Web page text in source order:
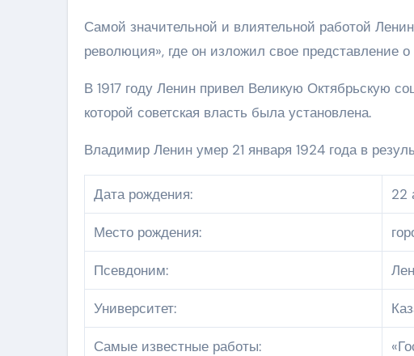
Самой значительной и влиятельной работой
революция», где он изложил свое представление
В 1917 году Ленин привел Великую Октябрьскую
которой советская власть была установлена.
Владимир Ленин умер 21 января 1924 года в
Дата рождения: 22
Место рождения:
Псевдоним:
Университет:
Самые известные работы: